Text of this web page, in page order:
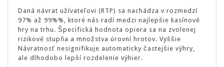
Daná návrat užívateľovi (RTP) sa nachádza v rozmedzí
97% až 99%%, ktoré nás radí medzi najlepšie kasínové
hry na trhu. Špecifická hodnota opiera sa na zvolenej
rizikové stupňa a množstva úrovní hrotov. Vyššie
Návratnosť nesignifikuje automaticky častejšie výhry,
ale dlhodobo lepší rozdelenie výhier.